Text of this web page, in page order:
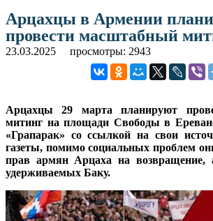
Арцахцы в Армении
провести масштабный
23.03.2025 просмотры: 2943
Арцахцы 29 марта планируют
митинг на площади Свободы в
«Грапарак» со ссылкой на свои
газеты, помимо социальных проблем
прав армян Арцаха на возвращение,
удерживаемых Баку.